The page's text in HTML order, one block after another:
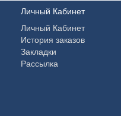
Личный Кабинет
Личный Кабинет
История заказов
Закладки
Рассылка